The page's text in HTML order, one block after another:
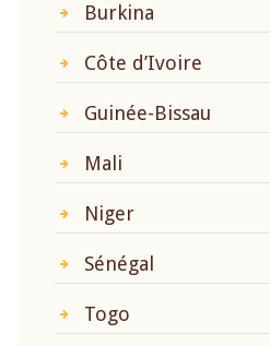
Burkina
Côte d’Ivoire
Guinée-Bissau
Mali
Niger
Sénégal
Togo